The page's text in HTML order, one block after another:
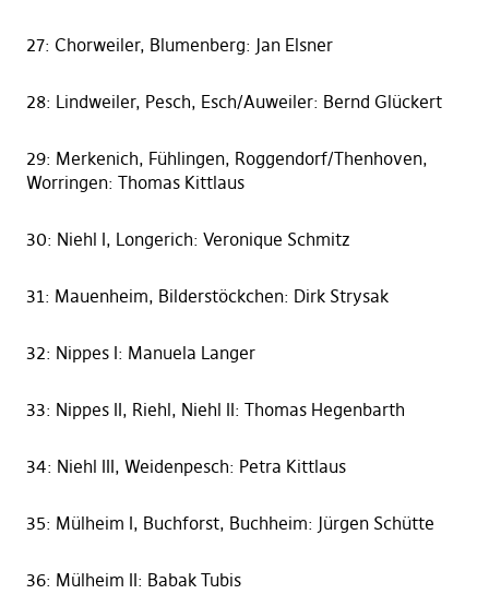
27: Chorweiler, Blumenberg: Jan Elsner
28: Lindweiler, Pesch, Esch/Auweiler: Bernd Glückert
29: Merkenich, Fühlingen, Roggendorf/Thenhoven,
Worringen: Thomas Kittlaus
30: Niehl I, Longerich: Veronique Schmitz
31: Mauenheim, Bilderstöckchen: Dirk Strysak
32: Nippes I: Manuela Langer
33: Nippes II, Riehl, Niehl II: Thomas Hegenbarth
34: Niehl III, Weidenpesch: Petra Kittlaus
35: Mülheim I, Buchforst, Buchheim: Jürgen Schütte
36: Mülheim II: Babak Tubis